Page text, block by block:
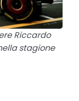
Riccardo
stagione